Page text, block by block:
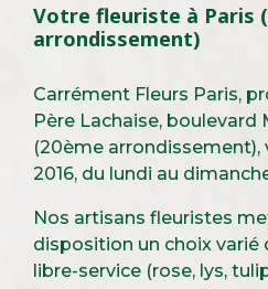
Votre fleuriste à Paris
arrondissement)
Carrément Fleurs Paris,
Père Lachaise,
(20ème arrondissement),
2016, du lundi au
Nos artisans fleuristes
disposition un choix varié
libre-service (rose, lys,